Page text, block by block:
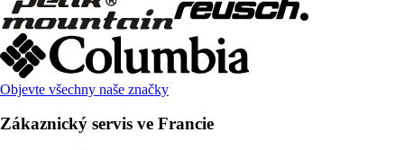
Objevte všechny naše značky
Zákaznický servis ve Francie